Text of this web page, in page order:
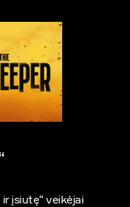
ir įsiutę“ veikėjai